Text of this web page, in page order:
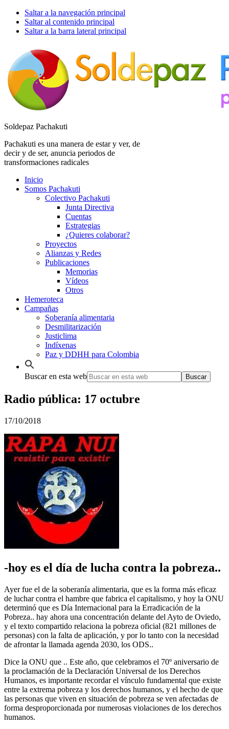
Saltar a la navegación principal
Saltar al contenido principal
Saltar a la barra lateral principal
Soldepaz Pachakuti
Pachakuti es una manera de estar y ver, de
decir y de ser, anuncia periodos de
transformaciones radicales
Inicio
Somos Pachakuti
Colectivo Pachakuti
Junta Directiva
Cuentas
Estrategias
¿Quieres colaborar?
Proyectos
Alianzas y Redes
Publicaciones
Memorias
Vídeos
Otros
Hemeroteca
Campañas
Soberanía alimentaria
Desmilitarización
Justiclima
Indíxenas
Paz y DDHH para Colombia
Buscar en esta web
Radio pública: 17 octubre
17/10/2018
-hoy es el día de lucha contra la pobreza..
Ayer fue el de la soberanía alimentaria, que es la forma más eficaz
de luchar contra el hambre que fabrica el capitalismo, y hoy la ONU
determinó que es Día Internacional para la Erradicación de la
Pobreza.. hay ahora una concentración delante del Ayto de Oviedo,
y el texto compartido relaciona la pobreza oficial (821 millones de
personas) con la falta de aplicación, y por lo tanto con la necesidad
de afrontar la llamada agenda 2030, los ODS..
Dice la ONU que .. Este año, que celebramos el 70º aniversario de
la proclamación de la Declaración Universal de los Derechos
Humanos, es importante recordar el vínculo fundamental que existe
entre la extrema pobreza y los derechos humanos, y el hecho de que
las personas que viven en situación de pobreza se ven afectadas de
forma desproporcionada por numerosas violaciones de los derechos
humanos.